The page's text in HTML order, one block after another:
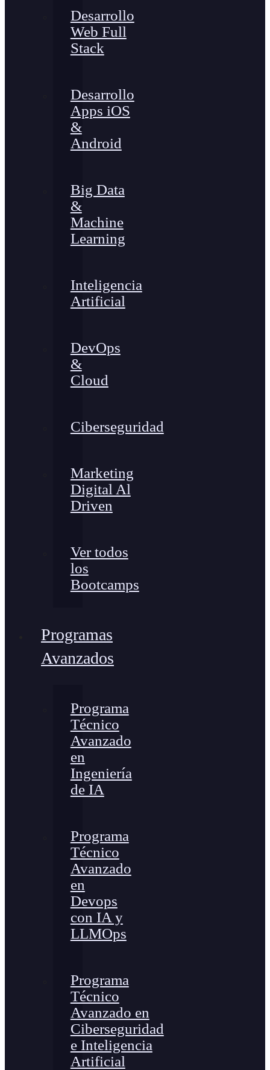
Desarrollo
Web Full
Stack
Desarrollo
Apps iOS
&
Android
Big Data
&
Machine
Learning
Inteligencia
Artificial
DevOps
&
Cloud
Ciberseguridad
Marketing
Digital Al
Driven
Ver todos
los
Bootcamps
Programas
Avanzados
Programa
Técnico
Avanzado
en
Ingeniería
de IA
Programa
Técnico
Avanzado
en
Devops
con IA y
LLMOps
Programa
Técnico
Avanzado en
Ciberseguridad
e Inteligencia
Artificial